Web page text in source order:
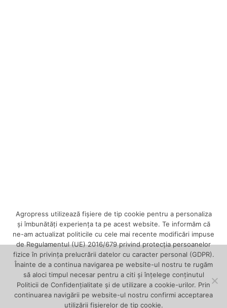
Agropress utilizează fişiere de tip cookie pentru a personaliza
și îmbunătăți experiența ta pe acest website. Te informăm că
ne-am actualizat politicile cu cele mai recente modificări impuse
de Regulamentul (UE) 2016/679 privind protecția persoanelor
fizice în privința prelucrării datelor cu caracter personal (GDPR).
Înainte de a continua navigarea pe website-ul nostru te rugăm
să aloci timpul necesar pentru a citi și înțelege conținutul
Politicii de Confidențialitate și de utilizare a cookie-urilor. Prin
continuarea navigării pe website-ul nostru confirmi acceptarea
utilizării fişierelor de tip cookie.